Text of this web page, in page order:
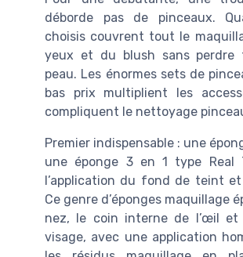
déborde pas de pinceaux.
choisis couvrent tout le
yeux et du blush sans
peau. Les énormes sets de
bas prix multiplient les
compliquent le nettoyage
Premier indispensable : une
une éponge 3 en 1 type Real
l’application du fond de teint
Ce genre d’éponges maquillage
nez, le coin interne de l’œil et
visage, avec une application